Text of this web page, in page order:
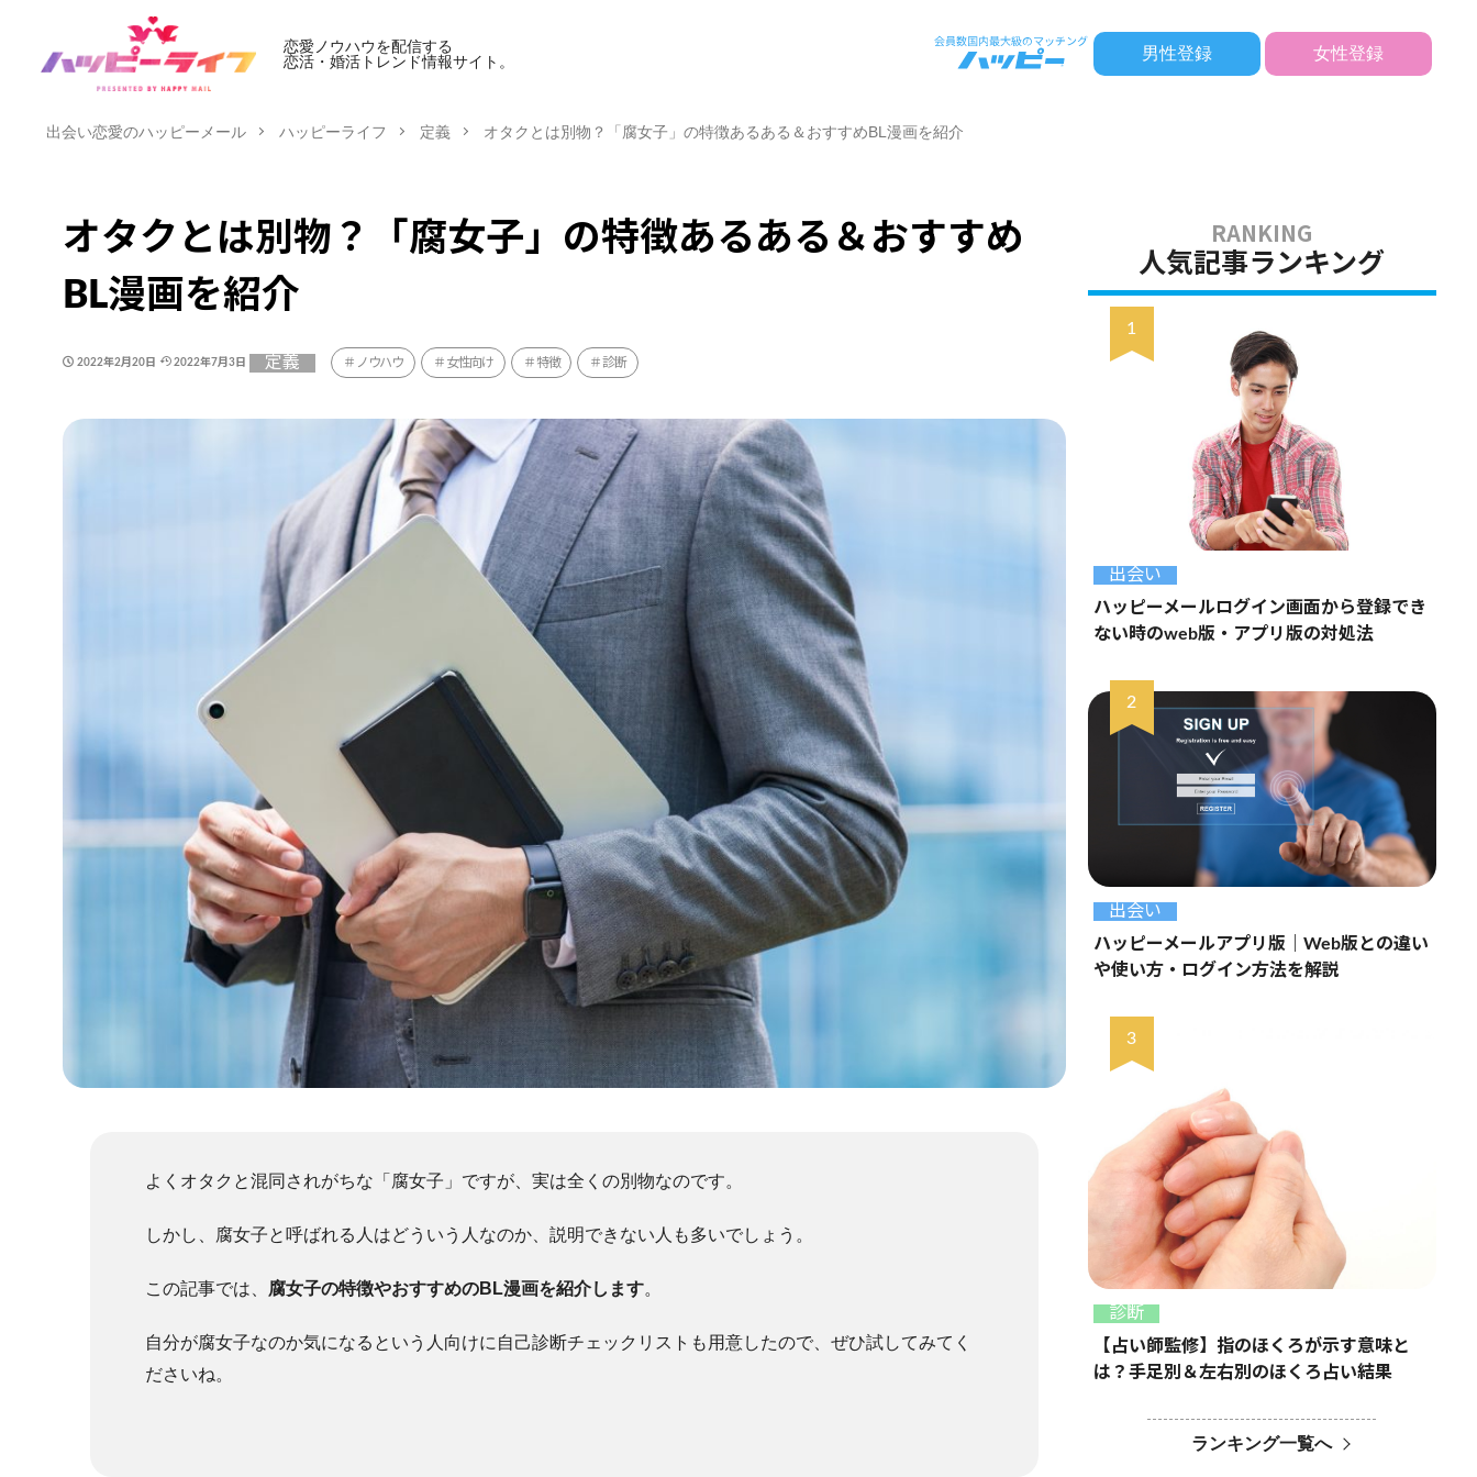
恋愛ノウハウを配信する
恋活・婚活トレンド情報サイト。
男性登録 女性登録
出会い恋愛のハッピーメール ハッピーライフ 定義 オタクとは別物？「腐女子」の特徴あるある＆おすすめBL漫画を紹介
オタクとは別物？「腐女子」の特徴あるある＆おすすめ
BL漫画を紹介
2022年2月20日 2022年7月3日 定義 ノウハウ 女性向け 特徴 診断
よくオタクと混同されがちな「腐女子」ですが、実は全くの別物なのです。
しかし、腐女子と呼ばれる人はどういう人なのか、説明できない人も多いでしょう。
この記事では、 腐女子の特徴やおすすめのBL漫画を紹介します。
自分が腐女子なのか気になるという人向けに自己診断チェックリストも用意したので、ぜひ試してみてく
ださいね。
人気記事ランキング
出会い
ハッピーメールログイン画面から登録でき
ない時のweb版・アプリ版の対処法
出会い
ハッピーメールアプリ版｜Web版との違い
や使い方・ログイン方法を解説
診断
【占い師監修】指のほくろが示す意味と
は？手足別＆左右別のほくろ占い結果
ランキング一覧へ